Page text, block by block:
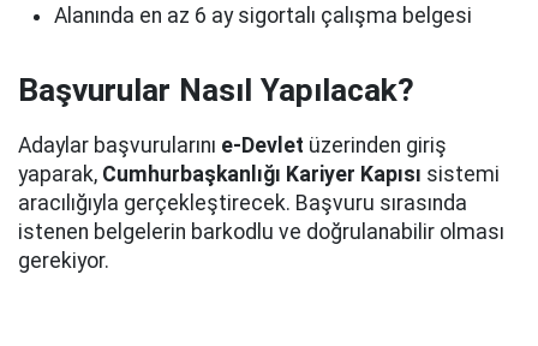
Alanında en az 6 ay sigortalı çalışma belgesi
Başvurular Nasıl Yapılacak?
Adaylar başvurularını e-Devlet üzerinden giriş
yaparak, Cumhurbaşkanlığı Kariyer Kapısı sistemi
aracılığıyla gerçekleştirecek. Başvuru sırasında
istenen belgelerin barkodlu ve doğrulanabilir olması
gerekiyor.